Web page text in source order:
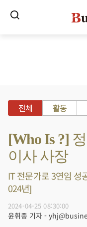
전체 활동
[Who Is ?]
이사 사장
IT 전문가로 3연임 성
024년]
2024-04-25 08:30:00
윤휘종 기자 -